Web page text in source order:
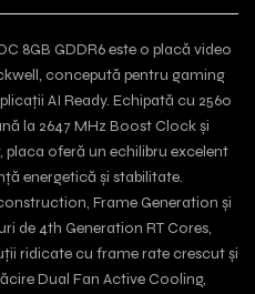
8GB GDDR6 este o placă video
concepută pentru gaming
AI Ready. Echipată cu 2560
la 2647 MHz Boost Clock și
placa oferă un echilibru excelent
energetică și stabilitate.
Frame Generation și
de 4th Generation RT Cores,
ridicate cu frame rate crescut și
Dual Fan Active Cooling,